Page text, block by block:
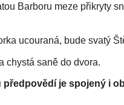
Barboru meze přikryty
ucouraná, bude svatý
chystá saně do dvora.
předpovědí je spojený i